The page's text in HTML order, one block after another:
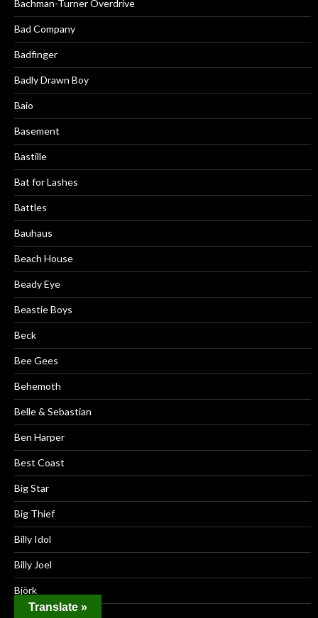
Bachman-Turner Overdrive
Bad Company
Badfinger
Badly Drawn Boy
Baio
Basement
Bastille
Bat for Lashes
Battles
Bauhaus
Beach House
Beady Eye
Beastie Boys
Beck
Bee Gees
Behemoth
Belle & Sebastian
Ben Harper
Best Coast
Big Star
Big Thief
Billy Idol
Billy Joel
Björk
Translate »